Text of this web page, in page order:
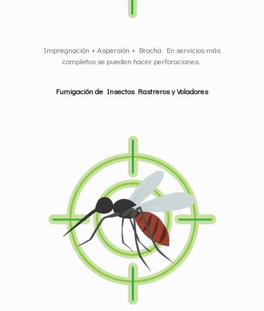
Impregnación + Aspersión + Brocha. En servicios más
completos se pueden hacer perforaciones.
Fumigación de Insectos Rastreros y Voladores